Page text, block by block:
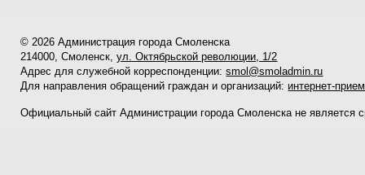
© 2026 Администрация города Смоленска
214000, Смоленск,ул. Октябрьской революции, 1/2
Адрес для служебной корреспонденции:smol@smoladmin.ru
Для направления обращений граждан и организаций: интернет-
Официальный сайт Администрации города Смоленска не является